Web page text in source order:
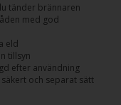
tänder brännaren
med god
eld
tillsyn
efter användning
och separat sätt